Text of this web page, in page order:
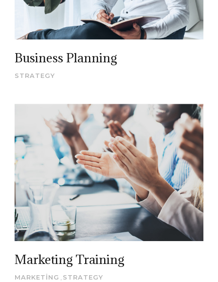
Business Planning
STRATEGY
Marketing Training
MARKETING , STRATEGY